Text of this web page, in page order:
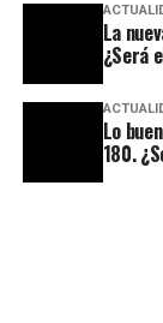
La
¿Será
Lo
180.